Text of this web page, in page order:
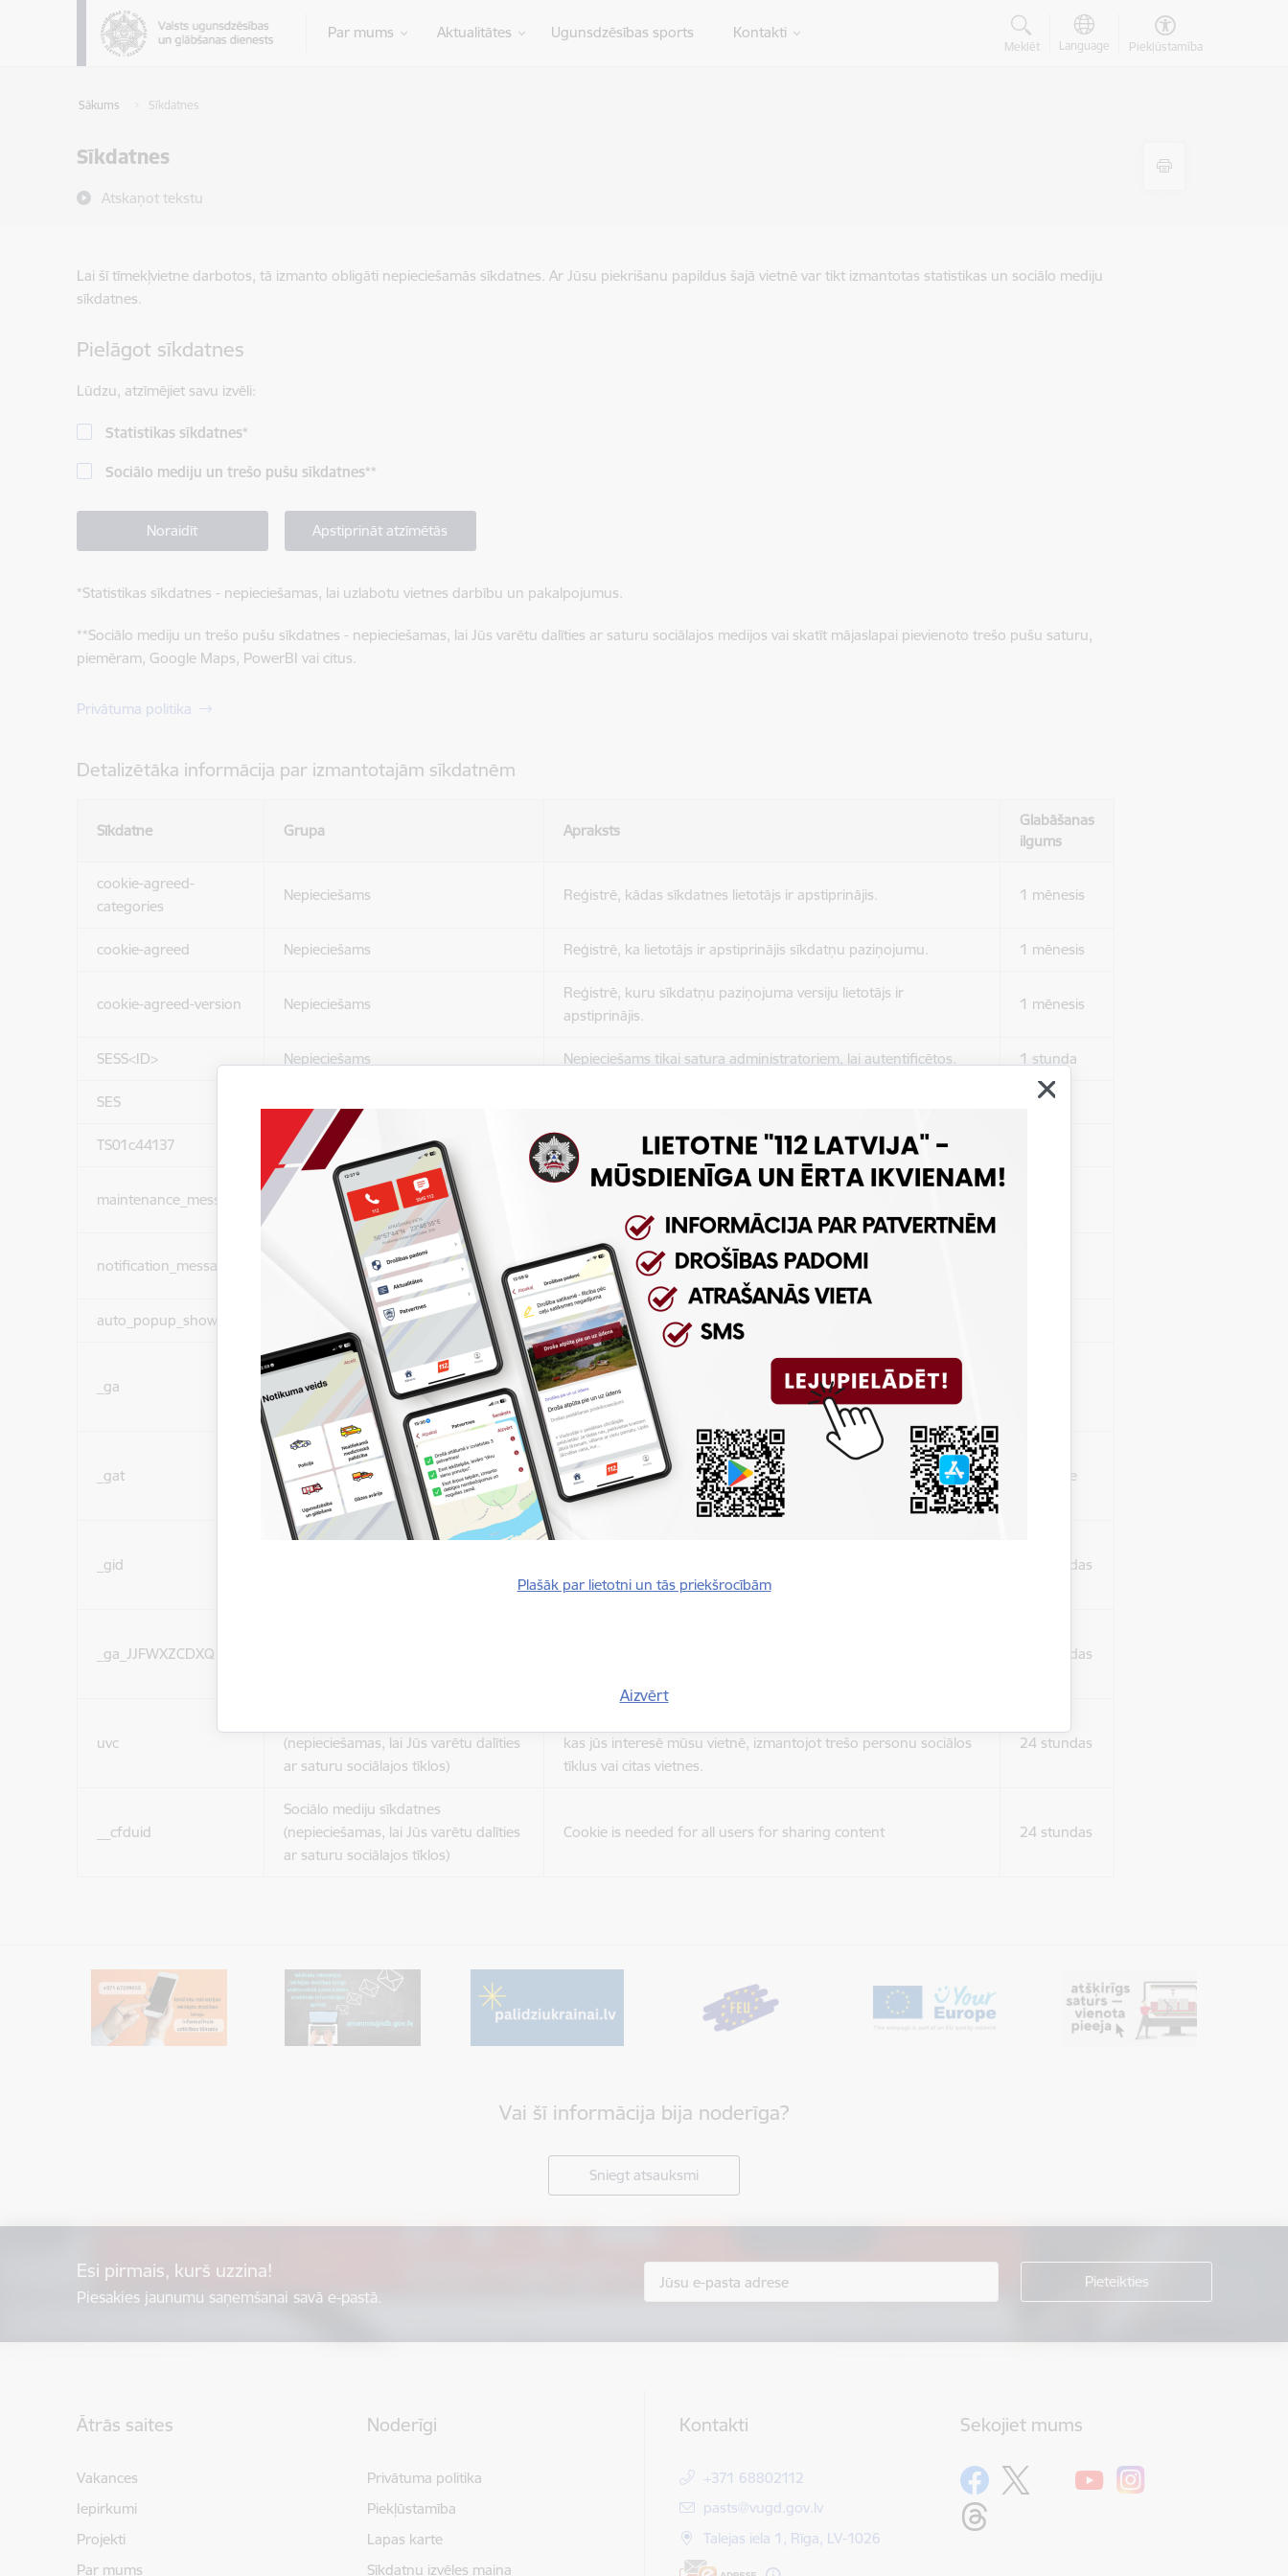
Pāriet uz lapas saturu
Par mums Aktualitātes Ugunsdzēsības sports Kontakti
Meklēt Language Piekļūstamība
Sākums Sīkdatnes
Sīkdatnes
Atskaņot tekstu
Plašāk par lietotni un tās priekšrocībām
Aizvērt
Lai šī tīmekļvietne darbotos, tā izmanto obligāti nepieciešamās sīkdatnes. Ar Jūsu piekrišanu papildus šajā vietnē var tikt izmantotas statistikas un sociālo mediju
sīkdatnes.
Pielāgot sīkdatnes
Lūdzu, atzīmējiet savu izvēli:
Statistikas sīkdatnes*
Sociālo mediju un trešo pušu sīkdatnes**
Noraidīt Apstiprināt atzīmētās
*Statistikas sīkdatnes - nepieciešamas, lai uzlabotu vietnes darbību un pakalpojumus.
**Sociālo mediju un trešo pušu sīkdatnes - nepieciešamas, lai Jūs varētu dalīties ar saturu sociālajos medijos vai skatīt mājaslapai pievienoto trešo pušu saturu,
piemēram, Google Maps, PowerBI vai citus.
Privātuma politika
Detalizētāka informācija par izmantotajām sīkdatnēm
Sīkdatne Grupa Apraksts
Glabāšanas
ilgums
cookie-agreed-
categories
Nepieciešams Reģistrē, kādas sīkdatnes lietotājs ir apstiprinājis. 1 mēnesis
cookie-agreed Nepieciešams Reģistrē, ka lietotājs ir apstiprinājis sīkdatņu paziņojumu. 1 mēnesis
cookie-agreed-version Nepieciešams
Reģistrē, kuru sīkdatņu paziņojuma versiju lietotājs ir
apstiprinājis.
1 mēnesis
SESS<ID> Nepieciešams Nepieciešams tikai satura administratoriem, lai autentificētos. 1 stunda
SES Sesija
TS01c44137 Nepieciešams Drošības politikas sesija.
maintenance_message Nepieciešams
Sīkdatne ir nepieciešama, lai visiem lietotājiem nerādītu
ziņojumus pēc tam, kad viņi ir izlasījuši un aizvēruši tos.
notification_messages Nepieciešams
Sīkdatne ir nepieciešama, lai visiem lietotājiem nerādītu
ziņojumus pēc tam, kad viņi ir izlasījuši un aizvēruši tos.
auto_popup_showed Nepieciešams Reģistrē, ka tiek parādīts modālais logs.
_ga
Statistikas sīkdatnes (nepieciešamas,
lai uzlabotu vietnes darbību un
pakalpojumus)
Reģistrē unikālu ID, kas tiek izmantots statistisko datu iegūšanai
par to, kā apmeklētājs izmanto vietni.
_gat
Statistikas sīkdatnes (nepieciešamas,
lai uzlabotu vietnes darbību un
pakalpojumus)
Izmanto Google Analytics, lai samazinātu pieprasījuma līmeni. 1 minūte
_gid
Statistikas sīkdatnes (nepieciešamas,
par to, kā apmeklētājs izmanto vietni.
24 stundas
_ga_JJFWXZCDXQ 24 stundas
uvc
(nepieciešamas, lai Jūs varētu dalīties
ar saturu sociālajos tīklos)
kas jūs interesē mūsu vietnē, izmantojot trešo personu sociālos
tīklus vai citas vietnes.
24 stundas
__cfduid
Sociālo mediju sīkdatnes
(nepieciešamas, lai Jūs varētu dalīties
ar saturu sociālajos tīklos)
Cookie is needed for all users for sharing content 24 stundas
Vai šī informācija bija noderīga?
Sniegt atsauksmi
Esi pirmais, kurš uzzina!
Piesakies jaunumu saņemšanai savā e-pastā.
Ātrās saites
Vakances
Iepirkumi
Projekti
Par mums
Noderīgi
Privātuma politika
Piekļūstamība
Lapas karte
Sīkdatņu izvēles maiņa
Kontakti
+371 68802112
E-pasts:
pasts@vugd.gov.lv
Talejas iela 1, Rīga, LV-1026
Sekojiet mums